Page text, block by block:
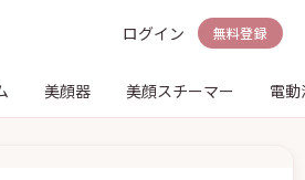
ログイン 無料登録
美顔器 美顔スチーマー 電